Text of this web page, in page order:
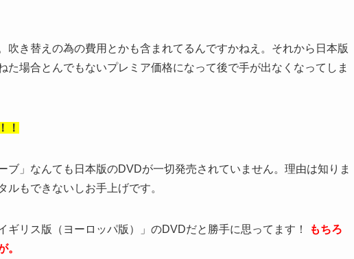
吹き替えの為の費用とかも含まれてるんですかねえ。それから日本版
た場合とんでもないプレミア価格になって後で手が出なくなってしま
！
ブ」なんても日本版のDVDが一切発売されていません。理由は知りま
もできないしお手上げです。
ギリス版（ヨーロッパ版）」のDVDだと勝手に思ってます！
もちろ
。